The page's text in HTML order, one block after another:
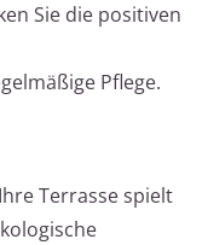
Sie die positiven
Pflege.
Terrasse spielt